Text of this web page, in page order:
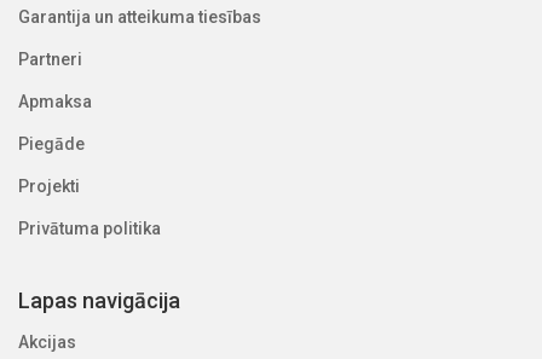
Garantija un atteikuma tiesības
Partneri
Apmaksa
Piegāde
Projekti
Privātuma politika
Lapas navigācija
Akcijas